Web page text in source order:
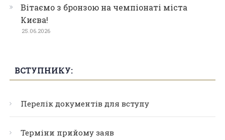
Вітаємо з бронзою на чемпіонаті міста
Києва!
25.06.2026
ВСТУПНИКУ:
Перелік документів для вступу
Терміни прийому заяв